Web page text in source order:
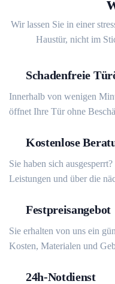
Wir lassen Sie in einer
Haustür, nicht im
Schadenfreie
Innerhalb von wenigen
öffnet Ihre Tür ohne
Kostenlose
Sie haben sich
Leistungen und über die
Festpreisangebot
Sie erhalten von uns ein
Kosten, Materialen und
24h-Notdienst